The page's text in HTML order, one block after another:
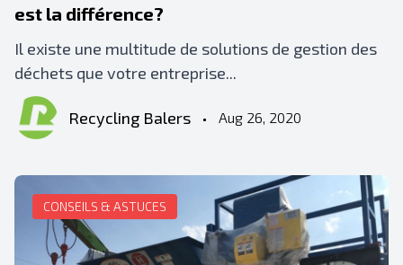
est la différence?
Il existe une multitude de solutions de gestion des
déchets que votre entreprise...
Recycling Balers • Aug 26, 2020
CONSEILS & ASTUCES